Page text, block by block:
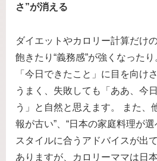
さ”が消える
ダイエットやカロリー計算だけ
飽きたり“義務感”が強くなった
「今日できたこと」に目を向け
うまく、失敗しても「ああ、今
う」と自然と思えます。 また、
報が古い”、“日本の家庭料理が
スタイルに合うアドバイスが出
ありますが、カロリーママは日